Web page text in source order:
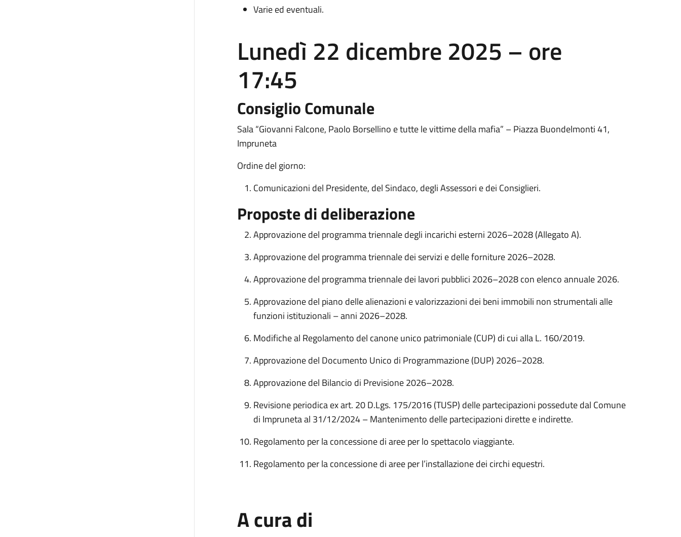
Varie ed eventuali.
Lunedì 22 dicembre 2025 – ore
17:45
Consiglio Comunale
Sala “Giovanni Falcone, Paolo Borsellino e tutte le vittime della mafia” – Piazza Buondelmonti 41,
Impruneta
Ordine del giorno:
Comunicazioni del Presidente, del Sindaco, degli Assessori e dei Consiglieri.
Proposte di deliberazione
Approvazione del programma triennale degli incarichi esterni 2026–2028 (Allegato A).
Approvazione del programma triennale dei servizi e delle forniture 2026–2028.
Approvazione del programma triennale dei lavori pubblici 2026–2028 con elenco annuale 2026.
Approvazione del piano delle alienazioni e valorizzazioni dei beni immobili non strumentali alle
funzioni istituzionali – anni 2026–2028.
Modifiche al Regolamento del canone unico patrimoniale (CUP) di cui alla L. 160/2019.
Approvazione del Documento Unico di Programmazione (DUP) 2026–2028.
Approvazione del Bilancio di Previsione 2026–2028.
Revisione periodica ex art. 20 D.Lgs. 175/2016 (TUSP) delle partecipazioni possedute dal Comune
di Impruneta al 31/12/2024 – Mantenimento delle partecipazioni dirette e indirette.
Regolamento per la concessione di aree per lo spettacolo viaggiante.
Regolamento per la concessione di aree per l’installazione dei circhi equestri.
A cura di